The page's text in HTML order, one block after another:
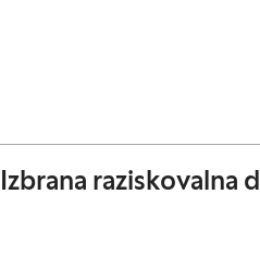
Izbrana raziskovalna